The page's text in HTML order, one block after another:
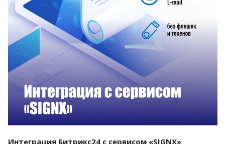
Смотреть проект
Интеграция Битрикс24 с сервисом «SIGNX»